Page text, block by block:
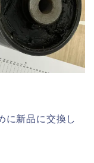
に新品に交換し